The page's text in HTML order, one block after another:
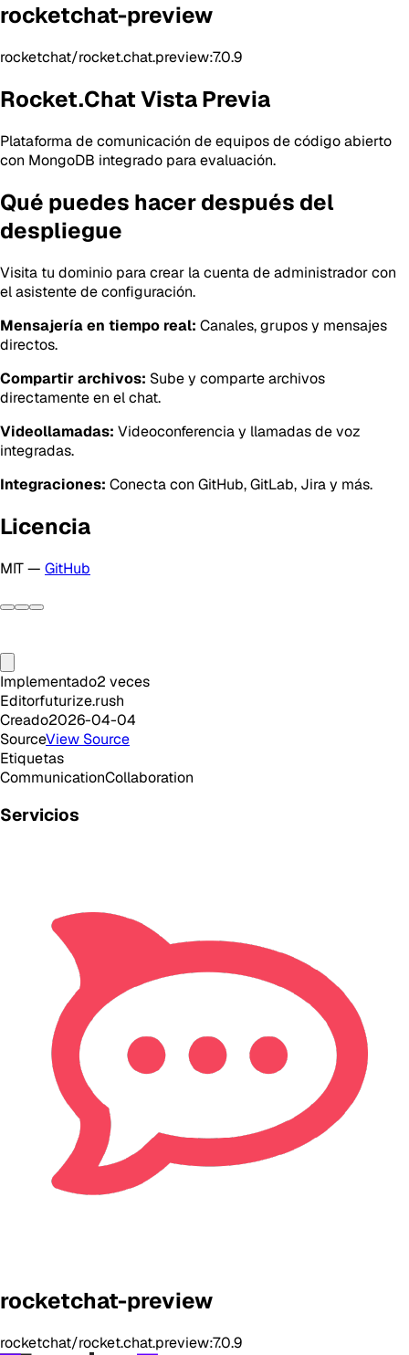
rocketchat-preview
rocketchat/rocket.chat.preview:7.0.9
Rocket.Chat Vista Previa
Plataforma de comunicación de equipos de código abierto
con MongoDB integrado para evaluación.
Qué puedes hacer después del
despliegue
Visita tu dominio para crear la cuenta de administrador con
el asistente de configuración.
Mensajería en tiempo real: Canales, grupos y mensajes
directos.
Compartir archivos: Sube y comparte archivos
directamente en el chat.
Videollamadas: Videoconferencia y llamadas de voz
integradas.
Integraciones: Conecta con GitHub, GitLab, Jira y más.
Licencia
MIT — GitHub
Implementado2 veces
Editorfuturize.rush
Creado2026-04-04
SourceView Source
Etiquetas
CommunicationCollaboration
Servicios
rocketchat-preview
rocketchat/rocket.chat.preview:7.0.9